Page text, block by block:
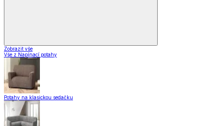
Zobrazit vše
Vše z Napínací potahy
Potahy na klasickou sedačku